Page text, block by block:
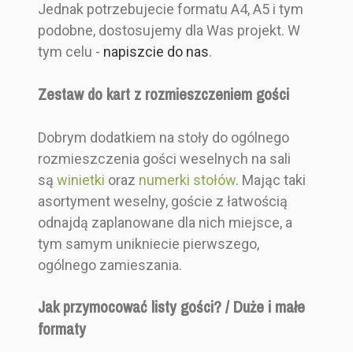
Jednak potrzebujecie formatu A4, A5 i tym
podobne, dostosujemy dla Was projekt. W
tym celu - napiszcie do nas.
Zestaw do kart z rozmieszczeniem gości
Dobrym dodatkiem na stoły do ogólnego
rozmieszczenia gości weselnych na sali
są winietki oraz numerki stołów. Mając taki
asortyment weselny, goście z łatwością
odnajdą zaplanowane dla nich miejsce, a
tym samym unikniecie pierwszego,
ogólnego zamieszania.
Jak przymocować listy gości? / Duże i małe
formaty